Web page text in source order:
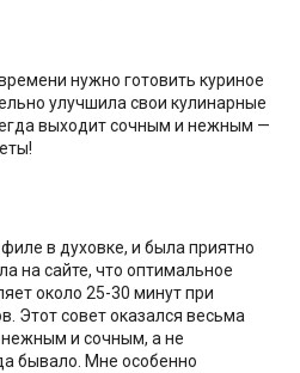
нужно готовить куриное
улучшила свои кулинарные
выходит сочным и нежным —
в духовке, и была приятно
на сайте, что оптимальное
около 25-30 минут при
Этот совет оказался весьма
и сочным, а не
бывало. Мне особенно